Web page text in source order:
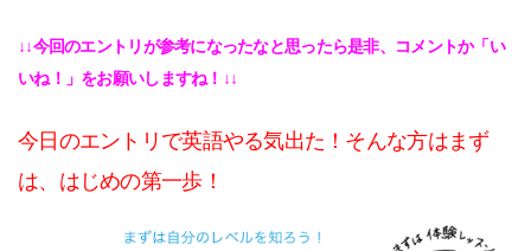
↓↓今回のエントリが参考になったなと思ったら是非、コメントか「い
いね！」をお願いしますね！↓↓
今日のエントリで英語やる気出た！そんな方はまず
は、はじめの第一歩！